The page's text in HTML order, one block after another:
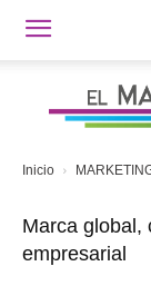
Inicio
Marca global,
empresarial